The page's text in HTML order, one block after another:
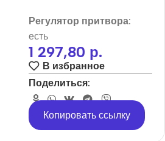
Регулятор притвора:
есть
1 297,80 р.
В избранное
Поделиться:
Копировать ссылку